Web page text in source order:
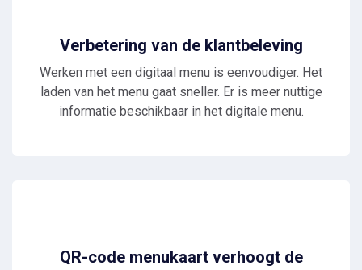
Verbetering van de klantbeleving
Werken met een digitaal menu is eenvoudiger. Het
laden van het menu gaat sneller. Er is meer nuttige
informatie beschikbaar in het digitale menu.
QR-code menukaart verhoogt de